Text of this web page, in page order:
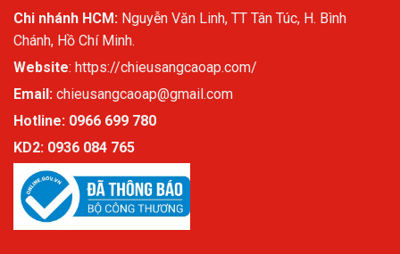
Chi nhánh HCM: Nguyễn Văn Linh, TT Tân Túc, H. Bình
Chánh, Hồ Chí Minh.
Website: https://chieusangcaoap.com/
Email: chieusangcaoap@gmail.com
Hotline: 0966 699 780
KD2: 0936 084 765